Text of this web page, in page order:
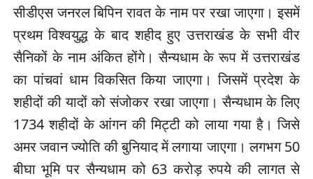
सीडीएस जनरल बिपिन रावत के नाम पर रखा जाएगा। इसमें
प्रथम विश्वयुद्ध के बाद शहीद हुए उत्तराखंड के सभी वीर
सैनिकों के नाम अंकित होंगे। सैन्यधाम के रूप में उत्तराखंड
का पांचवां धाम विकसित किया जाएगा। जिसमें प्रदेश के
शहीदों की यादों को संजोकर रखा जाएगा। सैन्यधाम के लिए
1734 शहीदों के आंगन की मिट्टी को लाया गया है। जिसे
अमर जवान ज्योति की बुनियाद में लगाया जाएगा। लगभग 50
बीघा भूमि पर सैन्यधाम को 63 करोड़ रुपये की लागत से